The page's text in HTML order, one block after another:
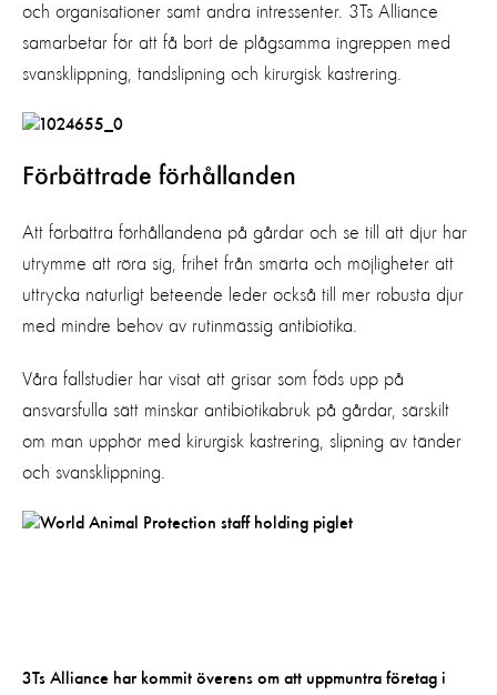
och organisationer samt andra intressenter. 3Ts Alliance
samarbetar för att få bort de plågsamma ingreppen med
svansklippning, tandslipning och kirurgisk kastrering.
Förbättrade förhållanden
Att förbättra förhållandena på gårdar och se till att djur har
utrymme att röra sig, frihet från smärta och möjligheter att
uttrycka naturligt beteende leder också till mer robusta djur
med mindre behov av rutinmässig antibiotika.
Våra fallstudier har visat att grisar som föds upp på
ansvarsfulla sätt minskar antibiotikabruk på gårdar, särskilt
om man upphör med kirurgisk kastrering, slipning av tänder
och svansklippning.
3Ts Alliance har kommit överens om att uppmuntra företag i